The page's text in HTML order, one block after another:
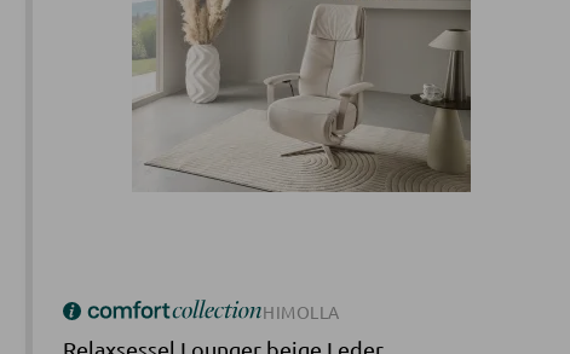
HIMOLLA
Relaxsessel Lounger beige Leder